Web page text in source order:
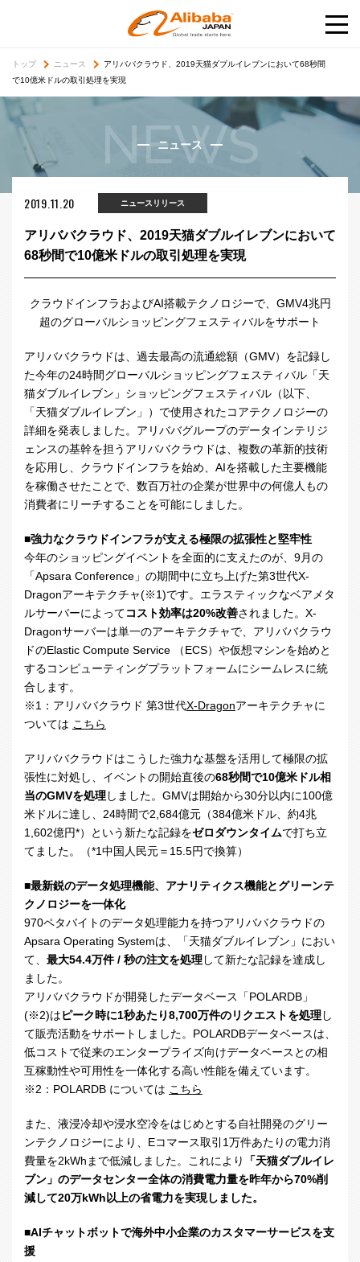
トップ ニュース
アリババクラウド、2019天猫ダブルイレブンにおいて68秒間
で10億米ドルの取引処理を実現
NEWS
ニュース
2019.11.20 ニュースリリース
アリババクラウド、2019天猫ダブルイレブンにおいて
68秒間で10億米ドルの取引処理を実現
クラウドインフラおよびAI搭載テクノロジーで、GMV4兆円
超のグローバルショッピングフェスティバルをサポート
アリババクラウドは、過去最高の流通総額（GMV）を記録し
た今年の24時間グローバルショッピングフェスティバル「天
猫ダブルイレブン」ショッピングフェスティバル（以下、
「天猫ダブルイレブン」）で使用されたコアテクノロジーの
詳細を発表しました。アリババグループのデータインテリジ
ェンスの基幹を担うアリババクラウドは、複数の革新的技術
を応用し、クラウドインフラを始め、AIを搭載した主要機能
を稼働させたことで、数百万社の企業が世界中の何億人もの
消費者にリーチすることを可能にしました。
■強力なクラウドインフラが支える極限の拡張性と堅牢性
今年のショッピングイベントを全面的に支えたのが、 9月の
「Apsara Conference 」の期間中に立ち上げた第3世代X-
Dragonアーキテクチャ(※1)です。エラスティックなベアメタ
ルサーバーによってコスト効率は20%改善されました。 X-
Dragonサーバーは単一のアーキテクチャで、アリババクラウ
ドのElastic Compute Service （ECS）や仮想マシンを始めと
するコンピューティングプラットフォームにシームレスに統
合します。
※1 ：アリババクラウド 第3世代X-Dragonアーキテクチャに
ついては こちら
アリババクラウドはこうした強力な基盤を活用して極限の拡
張性に対処し、イベントの開始直後の68秒間で10億米ドル相
当のGMVを処理しました。 GMVは開始から30分以内に100億
米ドルに達し、 24時間で2,684億元（384億米ドル、約4兆
1,602億円*）という新たな記録をゼロダウンタイムで打ち立
てました。（*1中国人民元＝ 15.5円で換算）
■最新鋭のデータ処理機能、アナリティクス機能とグリーンテ
クノロジーを一体化
970ペタバイトのデータ処理能力を持つアリババクラウドの
Apsara Operating Systemは、「天猫ダブルイレブン」におい
て、 最大54.4万件/ 秒の注文を処理して新たな記録を達成し
ました。
アリババクラウドが開発したデータベース「POLARDB 」
(※2)はピーク時に1秒あたり8,700万件のリクエストを処理し
て販売活動をサポートしました。 POLARDBデータベースは、
低コストで従来のエンタープライズ向けデータベースとの相
互稼動性や可用性を一体化する高い性能を備えています。
※2 ： POLARDB については こちら
また、液浸冷却や浸水空冷をはじめとする自社開発のグリー
ンテクノロジーにより、 Eコマース取引 1万件あたりの電力消
費量を2kWh まで低減しました。これにより
「天猫ダブルイレ
ブン」のデータセンター全体の消費電力量を昨年から70%削
減して20万kWh 以上の省電力を実現しました。
■AIチャットボットで海外中小企業のカスタマーサービスを支
援